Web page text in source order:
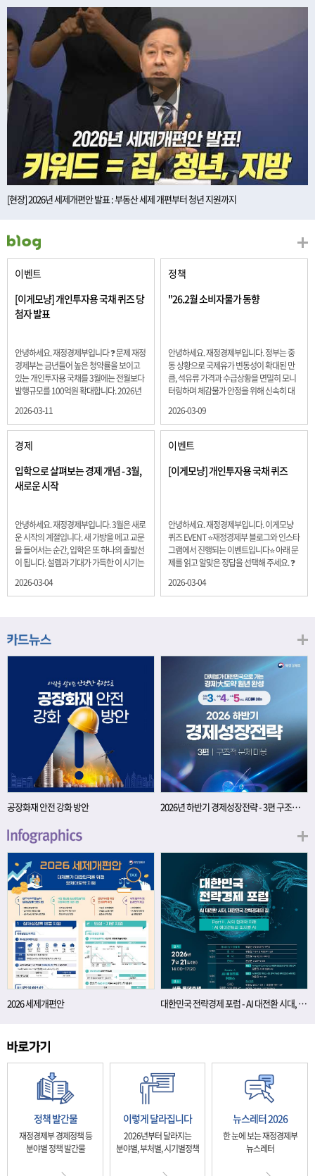
[현장] 2026년 세제개편안 발표 : 부동산 세제 개편부터 청년 지원까지
이벤트
[이게모냥] 개인투자용 국채 퀴즈 당
첨자 발표
안녕하세요. 재정경제부입니다 ❓ 문제 재정
경제부는 금년들어 높은 청약률을 보이고
있는 개인투자용 국채를 3월에는 전월보다
발행규모를 100억원 확대합니다. 2026년
5년물 600억원, 10년물 900억원, 20년물
300억원입니다. 그렇다면 3월 개인투자용
국채의 총 발행 예정 금액은 얼마일까요??
보기 ① 1,600억원 ② 1,700억원 ③ 1,800
억원 ④ 2,000억원 정답 : 1,800억원 참여해
주신 모든 분들 감사합니다! 당첨자분들에
게는 지난 이벤트 블로그 게시글에 비밀댓
전달드립니다.
2026-03-11
정책
"26.2월 소비자물가 동향
안녕하세요. 재정경제부입니다. 정부는 중
동 상황으로 국제유가 변동성이 확대된 만
큼, 석유류 가격과 수급상황을 면밀히 모니
터링하며 체감물가 안정을 위해 신속히 대
료품과 에너지를 제외하고 추세적 흐름을
보여주는 근원물가는 2.3% 상승 향후 지정
학적 요인, 기상여건 등 불확실성이 있는 만
큼, 정부는 체감물가 안정을 위해 총력을 다
할 계획입니다. 특히, 최근 중동 상황으로 국
제유가 변동성이 확대된 만큼, 석유류 가격･
다.
2026-03-09
경제
입학으로 살펴보는 경제 개념 - 3월,
새로운 시작
안녕하세요. 재정경제부입니다. 3월은 새로
운 시작의 계절입니다. 새 가방을 메고 교문
을 들어서는 순간, 입학은 또 하나의 출발선
이 됩니다. 설렘과 기대가 가득한 이 시기는
래를 준비하는 첫 걸음이기도 합니다. 입학
니다. 배움이 쌓이는 시간, 인적자본 학교에
지식, 친구들과의 협업, 다양한 활동 속에서
얻는 문제 해결 경험은 모두 개인의 역량으
로 축적됩니다. 경제학에서는 이.......
2026-03-04
이벤트
[이게모냥] 개인투자용 국채 퀴즈
안녕하세요. 재정경제부입니다. 이게모냥
퀴즈 EVENT ⭐재정경제부 블로그와 인스타
그램에서 진행되는 이벤트입니다⭐ 아래 문
제를 읽고 알맞은 정답을 선택해 주세요. ❓
을 보이고 있는 개인투자용 국채를 3월에는
20년물 300억원입니다. 그렇다면 3월 개인
까요?? 보기 ① 1,600억원 ② 1,700억원 ③
1,800억원 ④ 2,000억원 이벤트 안내 응모
기간: 2026년 3월 4일(수) ~ 3월 9일(월) 경
품: 커피쿠폰 (60명) 참여.......
2026-03-04
공장화재 안전 강화 방안 2026년 하반기 경제성장전략 - 3편 구조적 문제 대응
2026 세제개편안 대한민국 전략경제 포럼 - AI 대전환 시대, 대한민국 전략경제의 길
정책 발간물
재정경제부 경제정책 등
분야별 정책 발간물
이렇게 달라집니다
2026년부터 달라지는
분야별, 부처별, 시기별정책
뉴스레터 2026
한 눈에 보는 재정경제부
뉴스레터